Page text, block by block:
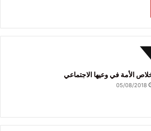
الأمة في وعيها الاجتماعي
05/08/2018